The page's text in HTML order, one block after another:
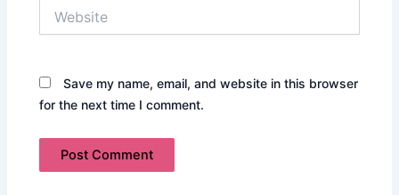
Save my name, email, and website in this browser
for the next time I comment.